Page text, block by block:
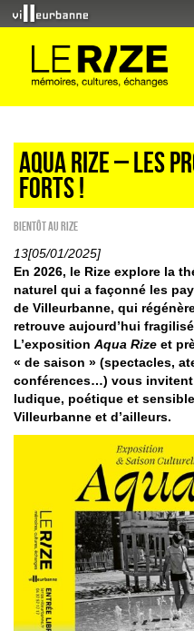
Aqua Rize – Les
forts !
Bientôt au Rize
13[05/01/2025]
En 2026, le Rize explore la
naturel qui a façonné les
de Villeurbanne, qui
retrouve aujourd’hui
L’exposition Aqua Rize et
« de saison » (spectacles,
conférences…) vous
ludique, poétique et
Villeurbanne et d’ailleurs.